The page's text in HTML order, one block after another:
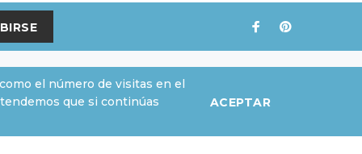
el número de visitas en el
que si continúas
ACEPTAR
SU CUENTA
Su cuenta